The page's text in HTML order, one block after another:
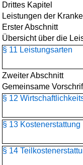
Drittes Kapitel
Leistungen der
Erster Abschnitt
Übersicht über die
§ 11 Leistungsarten
Zweiter Abschnitt
Gemeinsame
§ 12
§ 13 Kostenerstattung
§ 14